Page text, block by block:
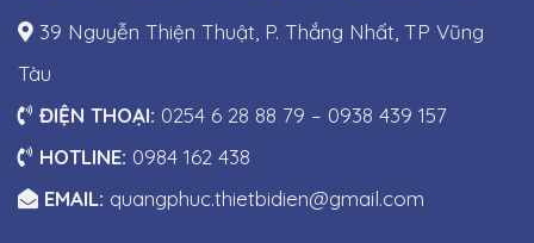
39 Nguyễn Thiện Thuật, P. Thắng Nhất, TP Vũng
Tàu
ĐIỆN THOẠI: 0254 6 28 88 79 – 0938 439 157
HOTLINE: 0984 162 438
EMAIL: quangphuc.thietbidien@gmail.com